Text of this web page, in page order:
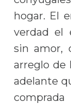
hogar. El
verdad el
sin amor,
arreglo de
adelante